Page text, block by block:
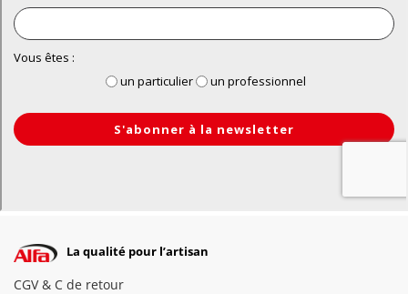
La qualité pour l’artisan
CGV & C de retour